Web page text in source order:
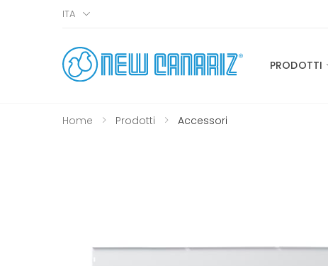
ITA
PRODOTTI
Home Prodotti Accessori